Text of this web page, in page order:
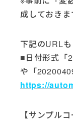
成しておきま
下記のURLも
■日付形式「
や「
https://
【サンプルコ